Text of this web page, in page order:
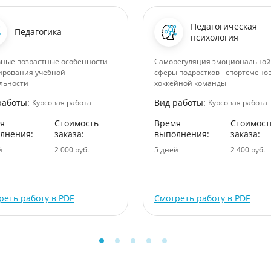
Педагогика
возрастные особенности
учебной
Курсовая работа
Стоимость
заказа:
2 000 руб.
работу в PDF
Педагогическая
психология
Саморегуляция эмоциональной
сферы подростков -
хоккейной команды
Вид работы: Курсовая работа
Время
выполнения:
5 дней
заказа:
2 400 руб.
Смотреть работу в PDF